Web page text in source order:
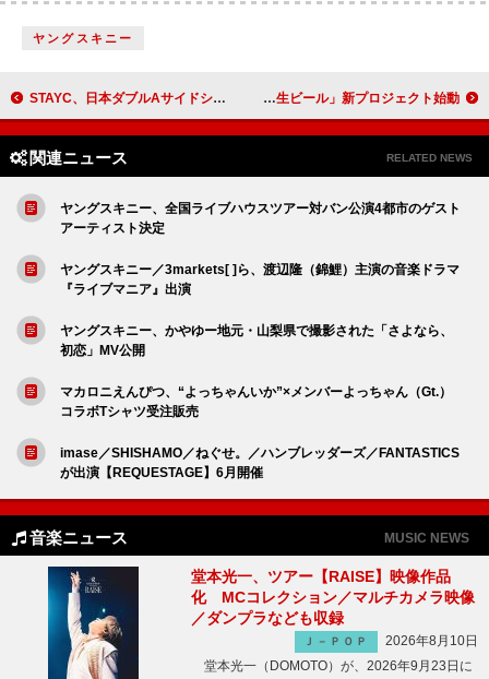
ヤングスキニー
STAYC、日本ダブルAサイドシングル『Lover, Killer / BEBE -Japanese Ver.』6月リリース JUNON＆LEO（BE:FIRST）が参加する「サントリー生ビール」新プロジェクト始動
関連ニュース RELATED NEWS
ヤングスキニー、全国ライブハウスツアー対バン公演4都市のゲスト
アーティスト決定
ヤングスキニー／3markets[ ]ら、渡辺隆（錦鯉）主演の音楽ドラマ
『ライブマニア』出演
ヤングスキニー、かやゆー地元・山梨県で撮影された「さよなら、
初恋」MV公開
マカロニえんぴつ、“よっちゃんいか”×メンバーよっちゃん（Gt.）
コラボTシャツ受注販売
imase／SHISHAMO／ねぐせ。／ハンブレッダーズ／FANTASTICS
が出演【REQUESTAGE】6月開催
音楽ニュース MUSIC NEWS
堂本光一、ツアー【RAISE】映像作品
化 MCコレクション／マルチカメラ映像
／ダンプラなども収録
Ｊ－ＰＯＰ
2026年8月10日
堂本光一（DOMOTO）が、2026年9月23日に